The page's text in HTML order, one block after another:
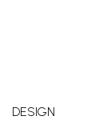
DESIGN